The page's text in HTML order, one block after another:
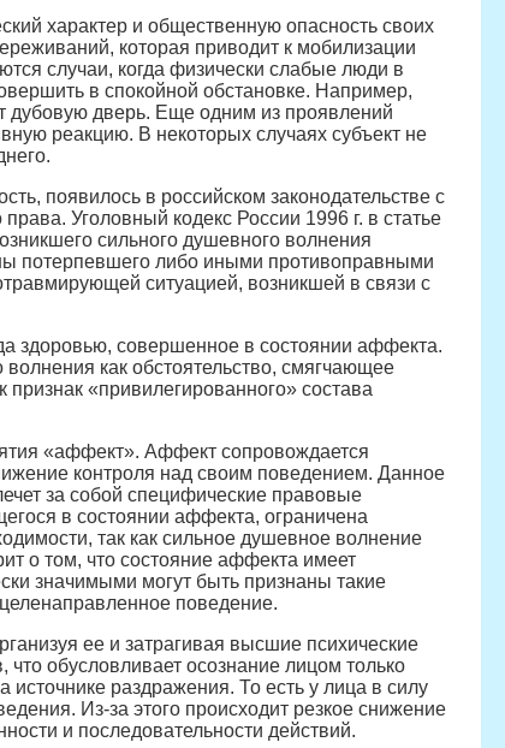
характер и общественную опасность своих
которая приводит к мобилизации
случаи, когда физически слабые люди в
в спокойной обстановке. Например,
дубовую дверь. Еще одним из проявлений
реакцию. В некоторых случаях субъект не
появилось в российском законодательстве с
Уголовный кодекс России 1996 г. в статье
сильного душевного волнения
потерпевшего либо иными противоправными
ситуацией, возникшей в связи с
здоровью, совершенное в состоянии аффекта.
как обстоятельство, смягчающее
«привилегированного» состава
«аффект». Аффект сопровождается
контроля над своим поведением. Данное
за собой специфические правовые
в состоянии аффекта, ограничена
так как сильное душевное волнение
о том, что состояние аффекта имеет
значимыми могут быть признаны такие
поведение.
ее и затрагивая высшие психические
обусловливает осознание лицом только
раздражения. То есть у лица в силу
Из-за этого происходит резкое снижение
и последовательности действий.